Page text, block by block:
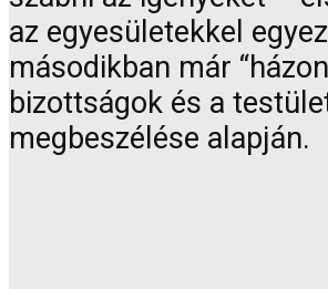
az egyesületekkel
másodikban már
bizottságok és a
megbeszélése alapján.